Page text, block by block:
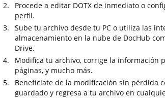
Procede a editar DOTX de inmediato o
perfil.
Sube tu archivo desde tu PC o utiliza las
almacenamiento en la nube de DocHub
Drive.
Modifica tu archivo, corrige la información
páginas, y mucho más.
Benefíciate de la modificación sin pérdida
guardado y regresa a tu archivo en